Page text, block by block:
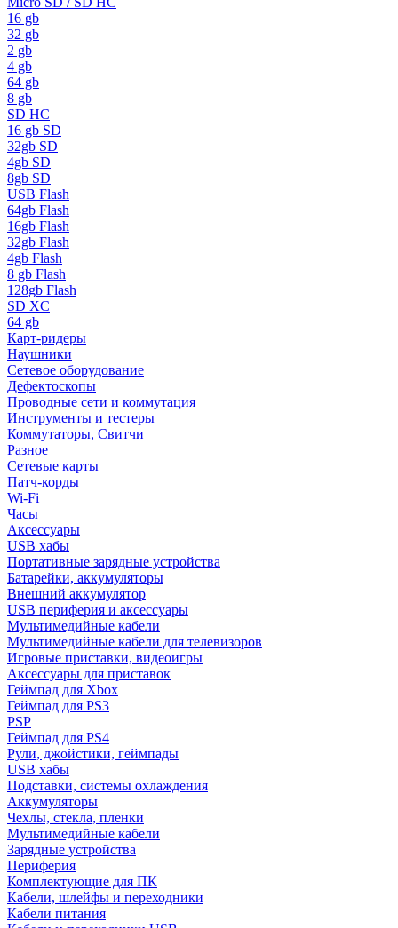
16 gb
32 gb
2 gb
4 gb
64 gb
8 gb
SD HC
16 gb SD
32gb SD
4gb SD
8gb SD
USB Flash
64gb Flash
16gb Flash
32gb Flash
4gb Flash
8 gb Flash
128gb Flash
SD XC
64 gb
Карт-ридеры
Наушники
Сетевое оборудование
Дефектоскопы
Проводные сети и коммутация
Инструменты и тестеры
Коммутаторы, Свитчи
Разное
Сетевые карты
Патч-корды
Wi-Fi
Часы
Аксессуары
USB хабы
Портативные зарядные устройства
Батарейки, аккумуляторы
Внешний аккумулятор
USB периферия и аксессуары
Мультимедийные кабели
Мультимедийные кабели для телевизоров
Игровые приставки, видеоигры
Аксессуары для приставок
Геймпад для Xbox
Геймпад для PS3
PSP
Геймпад для PS4
Рули, джойстики, геймпады
USB хабы
Подставки, системы охлаждения
Аккумуляторы
Чехлы, стекла, пленки
Мультимедийные кабели
Зарядные устройства
Периферия
Комплектующие для ПК
Кабели, шлейфы и переходники
Кабели питания